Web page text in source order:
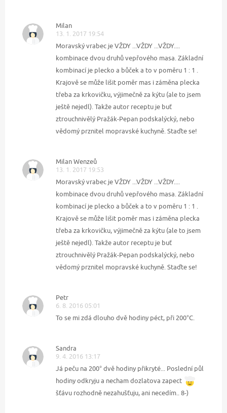
Milan
13. 1. 2017 19:54
Moravský vrabec je VŽDY ...VŽDY ...VŽDY....
kombinace dvou druhů vepřového masa. Základní
kombinací je plecko a bůček a to v poměru 1 : 1 .
Krajově se může lišit poměr mas i záměna plecka
třeba za krkovičku, výjimečně za kýtu (ale to jsem
ještě nejedl). Takže autor receptu je buť
ztrouchnivělý Pražák-Pepan podskalýcký, nebo
vědomý prznitel mopravské kuchyně. Staďte se!
Milan Wenzeů
13. 1. 2017 19:53
Moravský vrabec je VŽDY ...VŽDY ...VŽDY....
kombinace dvou druhů vepřového masa. Základní
kombinací je plecko a bůček a to v poměru 1 : 1 .
Krajově se může lišit poměr mas i záměna plecka
třeba za krkovičku, výjimečně za kýtu (ale to jsem
ještě nejedl). Takže autor receptu je buť
ztrouchnivělý Pražák-Pepan podskalýcký, nebo
vědomý prznitel mopravské kuchyně. Staďte se!
Petr
6. 8. 2016 05:01
To se mi zdá dlouho dvě hodiny péct, při 200°C.
Sandra
9. 4. 2016 13:17
Já peču na 200° dvě hodiny přikryté... Poslední půl
hodiny odkryju a necham dozlatova zapect
šťávu rozhodně nezahušťuju, ani necedím.. 8-)